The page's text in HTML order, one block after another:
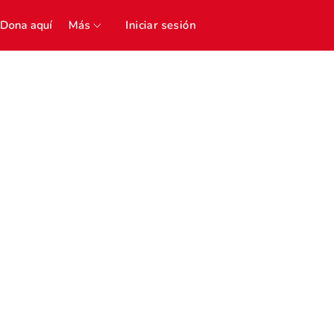
Dona aquí Más Iniciar sesión